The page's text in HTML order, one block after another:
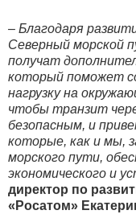
– Благодаря
Северный морской
получат
который поможет
нагрузку на
чтобы транзит
безопасным, и
которые, как и мы,
морского пути,
экономического и
директор по
«Росатом»